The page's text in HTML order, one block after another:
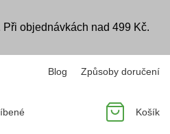
objednávkách nad 499 Kč.
Blog Způsoby doručení
Košík